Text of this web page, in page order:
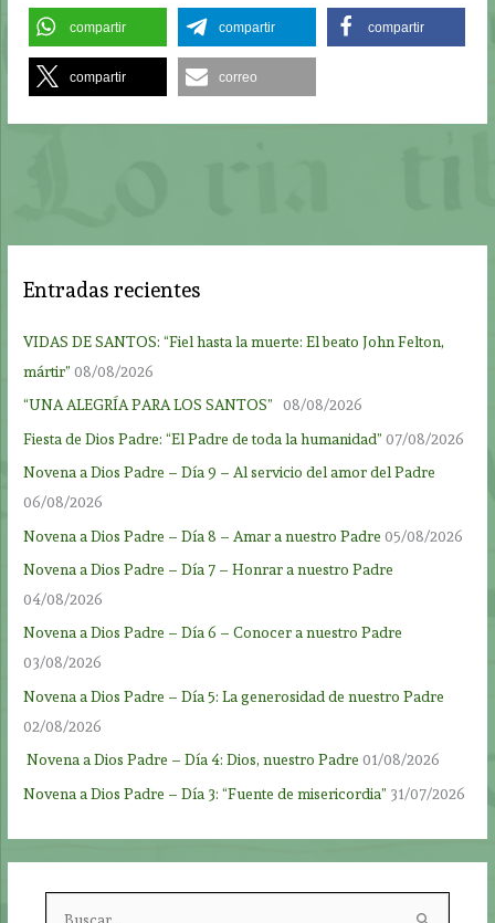
compartir compartir compartir
compartir correo
Entradas recientes
VIDAS DE SANTOS: “Fiel hasta la muerte: El beato John Felton,
mártir” 08/08/2026
“UNA ALEGRÍA PARA LOS SANTOS”
08/08/2026
Fiesta de Dios Padre: “El Padre de toda la humanidad” 07/08/2026
Novena a Dios Padre – Día 9 – Al servicio del amor del Padre
06/08/2026
Novena a Dios Padre – Día 8 – Amar a nuestro Padre 05/08/2026
Novena a Dios Padre – Día 7 – Honrar a nuestro Padre
04/08/2026
Novena a Dios Padre – Día 6 – Conocer a nuestro Padre
03/08/2026
Novena a Dios Padre – Día 5: La generosidad de nuestro Padre
02/08/2026
Novena a Dios Padre – Día 4: Dios, nuestro Padre 01/08/2026
Novena a Dios Padre – Día 3: “Fuente de misericordia” 31/07/2026